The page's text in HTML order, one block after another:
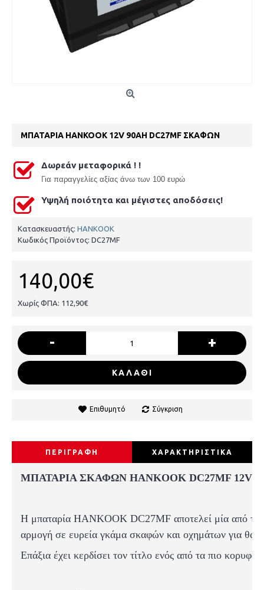
ΜΠΑΤΑΡΙΑ HANKOOK 12V 90AH DC27MF ΣΚΑΦΩΝ
Δωρεάν μεταφορικά ! !
Για παραγγελίες αξίας άνω των 100 ευρώ
Υψηλή ποιότητα και μέγιστες αποδόσεις!
Κατασκευαστής: HANKOOK
Κωδικός Προϊόντος: DC27MF
140,00€
Χωρίς ΦΠΑ: 112,90€
- +
ΚΑΛΑΘΙ
Επιθυμητό Σύγκριση
ΠΕΡΙΓΡΑΦΗ ΧΑΡΑΚΤΗΡΙΣΤΙΚΑ
ΜΠΑΤΑΡΙΑ ΣΚΑΦΩΝ HANKOOK DC27MF 12V
Η μπαταρία HANKOOK DC27MF αποτελεί μία από
αρμογή σε ευρεία γκάμα σκαφών και οχημάτων για
Επάξια έχει κερδίσει τον τίτλο ενός από τα πιο